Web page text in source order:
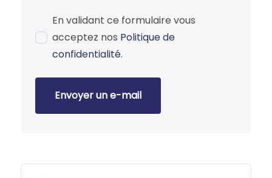
En validant ce formulaire vous
acceptez nos Politique de
confidentialité.
Envoyer un e-mail